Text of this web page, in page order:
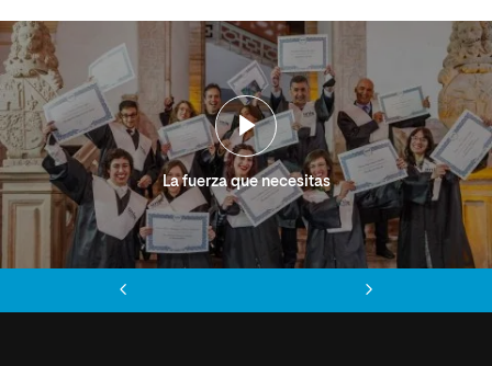
La fuerza que necesitas